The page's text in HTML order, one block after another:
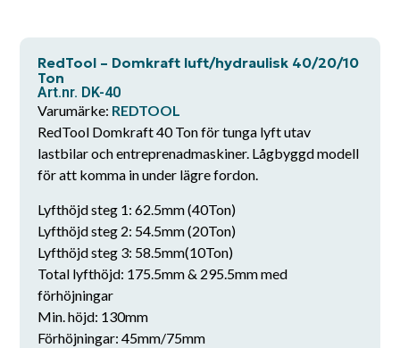
RedTool – Domkraft luft/hydraulisk 40/20/10
Ton
Art.nr. DK-40
Varumärke: REDTOOL
RedTool Domkraft 40 Ton för tunga lyft utav
lastbilar och entreprenadmaskiner. Lågbyggd modell
för att komma in under lägre fordon.
Lyfthöjd steg 1: 62.5mm (40Ton)
Lyfthöjd steg 2: 54.5mm (20Ton)
Lyfthöjd steg 3: 58.5mm(10Ton)
Total lyfthöjd: 175.5mm & 295.5mm med
förhöjningar
Min. höjd: 130mm
Förhöjningar: 45mm/75mm